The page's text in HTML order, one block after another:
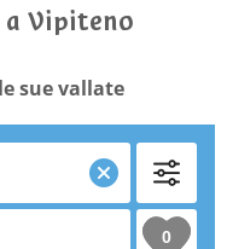
Vipiteno
sue vallate